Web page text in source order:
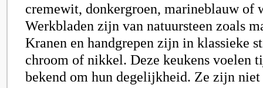
cremewit, donkergroen, marineblauw of
Werkbladen zijn van natuursteen zoals
Kranen en handgrepen zijn in klassieke
chroom of nikkel. Deze keukens voelen
bekend om hun degelijkheid. Ze zijn niet